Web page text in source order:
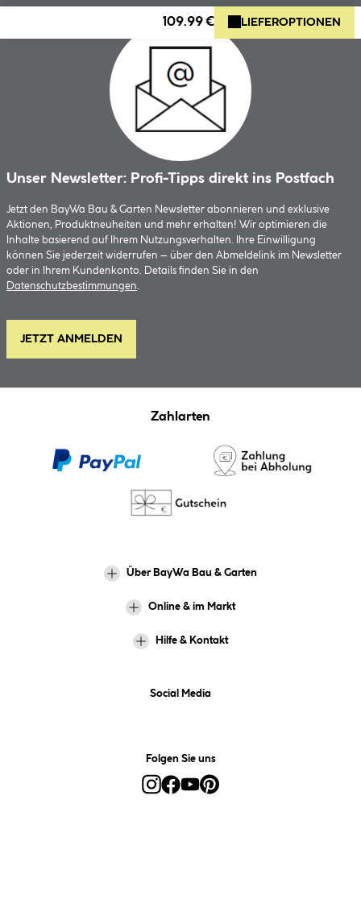
109.99 € LIEFEROPTIONEN
Unser Newsletter: Profi-Tipps direkt ins Postfach
Jetzt den BayWa Bau & Garten Newsletter abonnieren und exklusive
Aktionen, Produktneuheiten und mehr erhalten! Wir optimieren die
Inhalte basierend auf Ihrem Nutzungsverhalten. Ihre Einwilligung
können Sie jederzeit widerrufen – über den Abmeldelink im Newsletter
oder in Ihrem Kundenkonto. Details finden Sie in den
Datenschutzbestimmungen.
JETZT ANMELDEN
Zahlarten
Über BayWa Bau & Garten
Online & im Markt
Hilfe & Kontakt
Social Media
Folgen Sie uns